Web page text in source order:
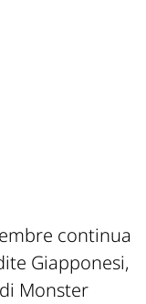
continua
Giapponesi,
Monster